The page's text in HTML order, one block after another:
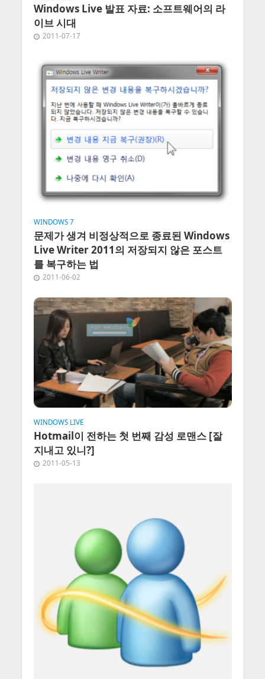
Windows Live 발표 자료: 소프트웨어의 라
이브 시대
2011-07-17
WINDOWS 7
문제가 생겨 비정상적으로 종료된 Windows
Live Writer 2011의 저장되지 않은 포스트
를 복구하는 법
2011-06-02
WINDOWS LIVE
Hotmail이 전하는 첫 번째 감성 로맨스 [잘
지내고 있니?]
2011-05-13